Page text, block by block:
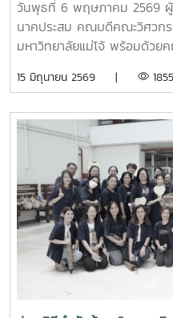
วันพุธที่ 6 พฤษภาคม 2569 ผู้
นาคประสม คณบดีคณะวิศวกร
มหาวิทยาลัยแม่โจ้ พร้อมด้วย
วิทยาศาสตร์การอาหาร หลัก
ศาสตราจารย์สาขาวิชาวิศวก
ด้านการพัฒนานักวิจัยรุ่นให
ญี่ปุ่น ในโอกาสเดินทางมาเยี่
ร่วมมือทางวิชาการ ณ คณะวิ
มหาวิทยาลัยแม่โจ้ในการนี้ ได้
มหาวิทยาลัยและคณะฯ พร้อม
ร่วมมือด้านวิชาการ การวิจัย แ
ปริญญาตรีและบัณฑิตศึกษา ระ
Ken’ichi Yano ได้นำเสนอผ
Welfare, and Care-support
15 มิถุนายน 2569 | 1855